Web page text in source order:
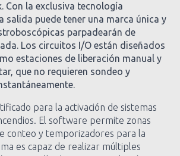
Con la exclusiva tecnología
salida puede tener una marca única y
parpadearán de
Los circuitos I/O están diseñados
estaciones de liberación manual y
que no requieren sondeo y
para la activación de sistemas
El software permite zonas
conteo y temporizadores para la
es capaz de realizar múltiples